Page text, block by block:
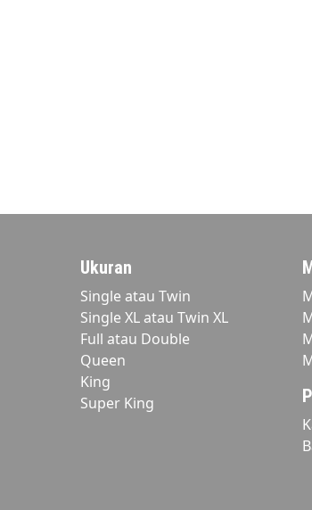
Ukuran
Single atau Twin
Single XL atau Twin XL
Full atau Double
Queen
King
Super King